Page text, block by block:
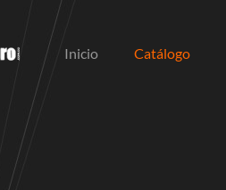
Inicio Catálogo